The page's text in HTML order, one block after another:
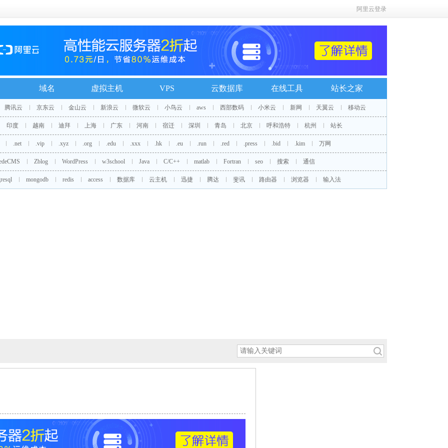
阿里云登录
域名 虚拟主机 VPS 云数据库 在线工具 站长之家
腾讯云 京东云 金山云 新浪云 微软云 小鸟云 aws 西部数码 小米云 新网 天翼云 移动云
印度 越南 迪拜 上海 广东 河南 宿迁 深圳 青岛 北京 呼和浩特 杭州 站长
.net .vip .xyz .org .edu .xxx .hk .eu .run .red .press .bid .kim 万网
Zblog WordPress w3school Java C/C++ matlab Fortran seo 搜索 通信
mongodb redis access 数据库 云主机 迅捷 腾达 斐讯 路由器 浏览器 输入法